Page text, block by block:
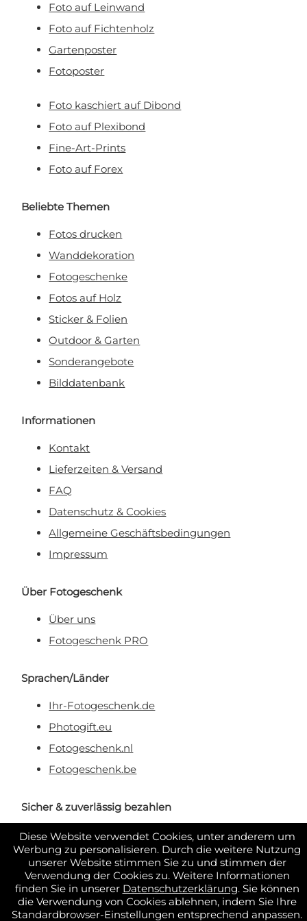
Diese Website verwendet Cookies, unter anderem um
Werbung zu personalisieren. Durch die weitere Nutzung
unserer Website stimmen Sie zu und stimmen der
Verwendung der Cookies zu. Weitere Informationen
finden Sie in unserer Datenschutzerklärung. Sie können
die Verwendung von Cookies ablehnen, indem Sie Ihre
Standardbrowser-Einstellungen entsprechend anpassen.
Foto auf Leinwand
Foto auf Fichtenholz
Gartenposter
Fotoposter
Foto kaschiert auf Dibond
Foto auf Plexibond
Fine-Art-Prints
Foto auf Forex
Beliebte Themen
Fotos drucken
Wanddekoration
Fotogeschenke
Fotos auf Holz
Sticker & Folien
Outdoor & Garten
Sonderangebote
Bilddatenbank
Informationen
Kontakt
Lieferzeiten & Versand
FAQ
Datenschutz & Cookies
Allgemeine Geschäftsbedingungen
Impressum
Über Fotogeschenk
Über uns
Fotogeschenk PRO
Sprachen/Länder
Ihr-Fotogeschenk.de
Photogift.eu
Fotogeschenk.nl
Fotogeschenk.be
Sicher & zuverlässig bezahlen